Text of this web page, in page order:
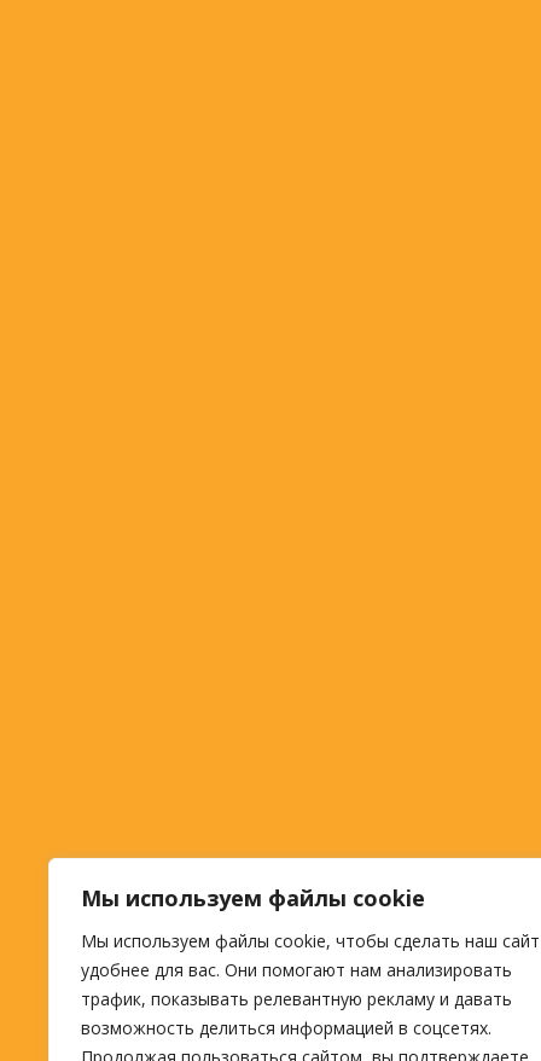
Мы используем файлы cookie
Мы используем файлы cookie, чтобы сделать наш сайт
удобнее для вас. Они помогают нам анализировать
трафик, показывать релевантную рекламу и давать
возможность делиться информацией в соцсетях.